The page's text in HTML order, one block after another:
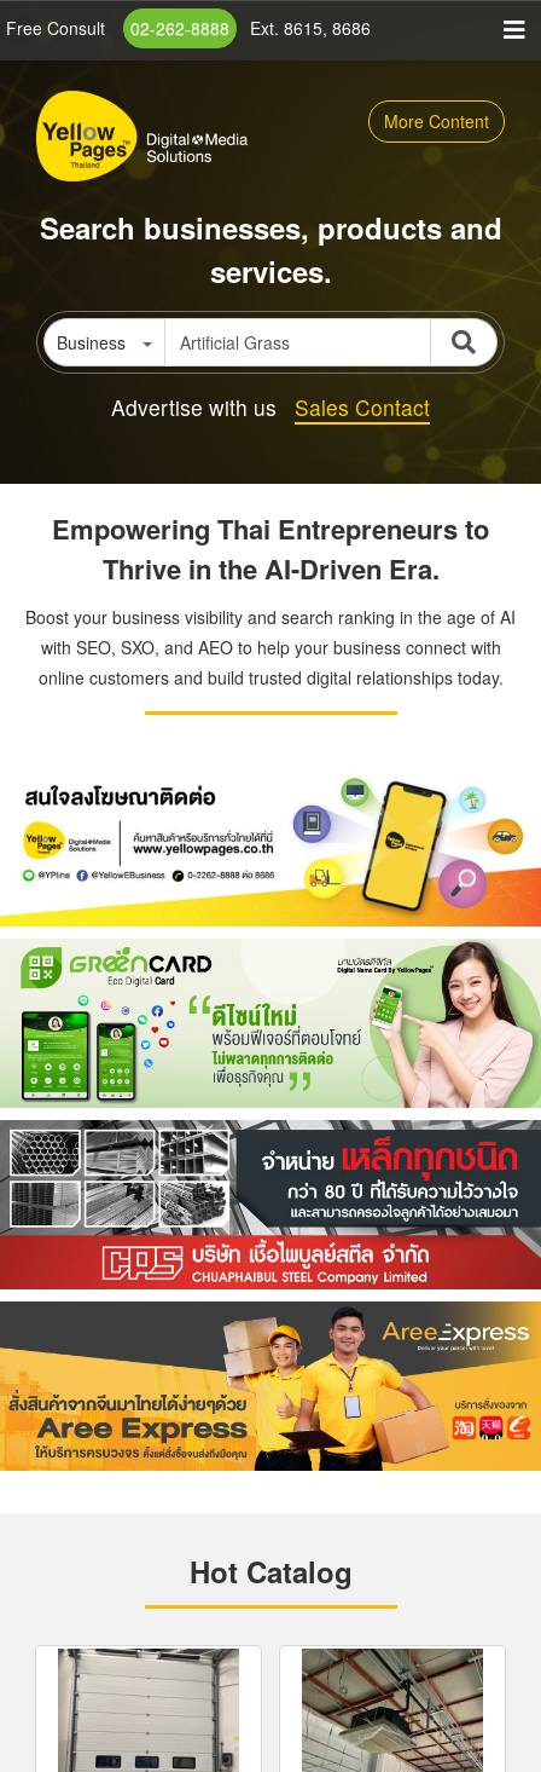
content
Free Consult 02-262-8888 Ext. 8615, 8686
More Content
Search businesses, products and
services.
Business
Advertise with us Sales Contact
Empowering Thai Entrepreneurs to
Thrive in the AI-Driven Era.
Boost your business visibility and search ranking in the age of AI
with SEO, SXO, and AEO to help your business connect with
online customers and build trusted digital relationships today.
Hot Catalog